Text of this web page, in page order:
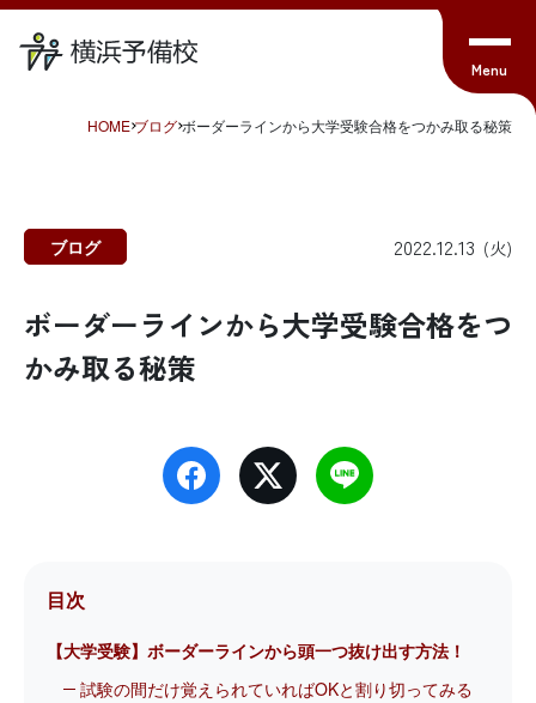
HOME ブログ ボーダーラインから大学受験合格をつかみ取る秘策
ブログ 2022.12.13 (火)
ボーダーラインから大学受験合格をつ
かみ取る秘策
目次
【大学受験】ボーダーラインから頭一つ抜け出す方法！
試験の間だけ覚えられていればOKと割り切ってみる